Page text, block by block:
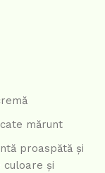
mărunt
proaspătă și
culoare și